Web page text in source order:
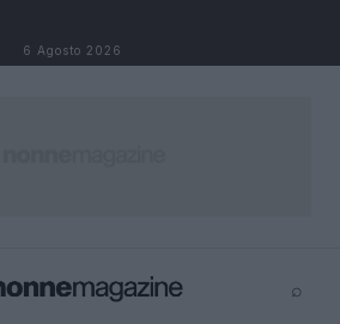
6 Agosto 2026
⌕